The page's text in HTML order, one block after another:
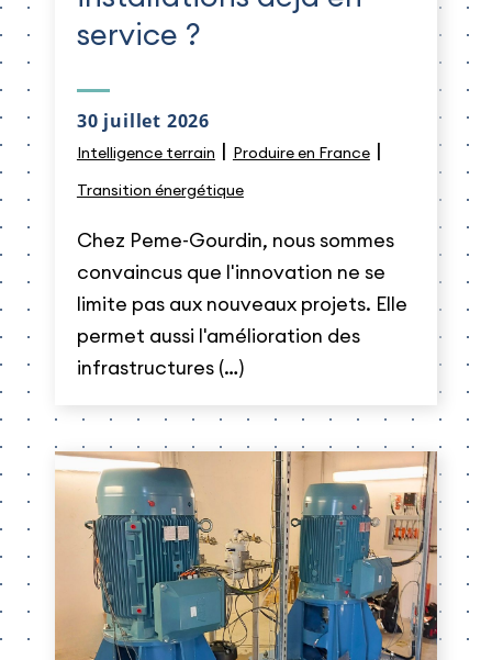
service ?
30 juillet 2026
Intelligence terrain | Produire en France|
Transition énergétique
Chez Peme-Gourdin, nous sommes
convaincus que l'innovation ne se
limite pas aux nouveaux projets. Elle
permet aussi l'amélioration des
infrastructures (…)